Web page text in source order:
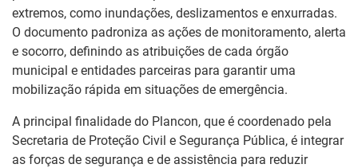
extremos, como inundações, deslizamentos e enxurradas.
O documento padroniza as ações de monitoramento, alerta
e socorro, definindo as atribuições de cada órgão
municipal e entidades parceiras para garantir uma
mobilização rápida em situações de emergência.
A principal finalidade do Plancon, que é coordenado pela
Secretaria de Proteção Civil e Segurança Pública, é integrar
as forças de segurança e de assistência para reduzir